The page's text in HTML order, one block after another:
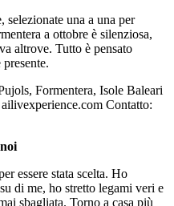
selezionate una a una per
a ottobre è silenziosa,
altrove. Tutto è pensato
Formentera, Isole Baleari
Contatto:
essere stata scelta. Ho
di me, ho stretto legami veri e
sbagliata. Torno a casa più